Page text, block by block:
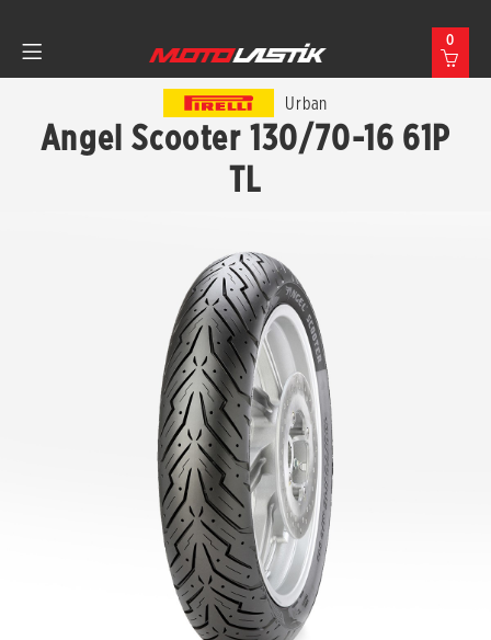
0
Urban
Angel Scooter 130/70-16 61P
TL